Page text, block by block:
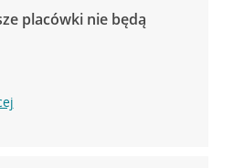
placówki nie będą